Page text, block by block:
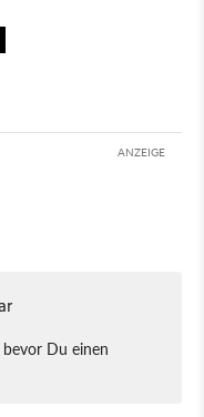
ANZEIGE
bevor Du einen